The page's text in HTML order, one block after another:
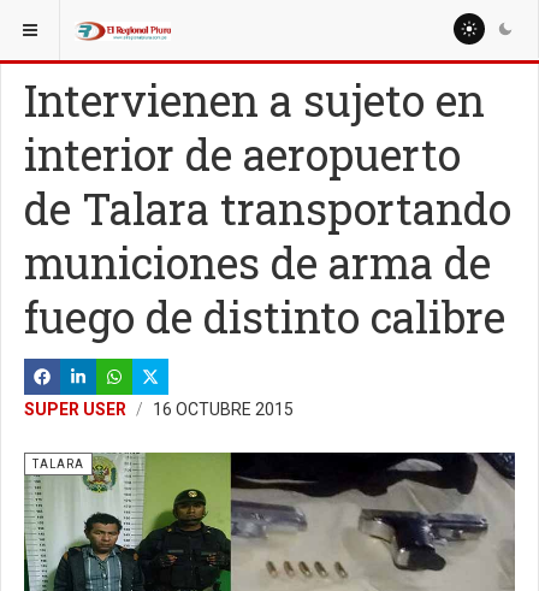
ESTÁ AQUÍ: REGIÓN PIURA
Intervienen a sujeto en
interior de aeropuerto
de Talara transportando
municiones de arma de
fuego de distinto calibre
SUPER USER 16 OCTUBRE 2015
TALARA